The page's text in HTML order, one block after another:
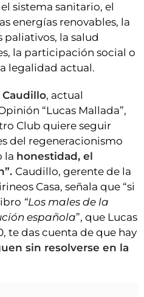
sistema sanitario, el
energías renovables, la
la salud
la participación social o
legalidad actual.
Caudillo, actual
“Lucas Mallada”,
Club quiere seguir
del regeneracionismo
la honestidad, el
Caudillo, gerente de la
Casa, señala que “si
“Los males de la
española”, que Lucas
te das cuenta de que hay
sin resolverse en la